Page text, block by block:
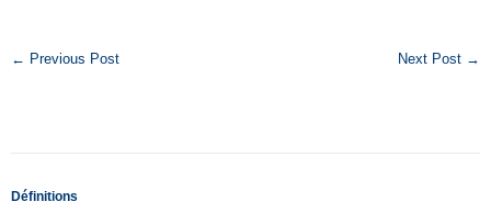
← Previous Post Next Post →
Définitions